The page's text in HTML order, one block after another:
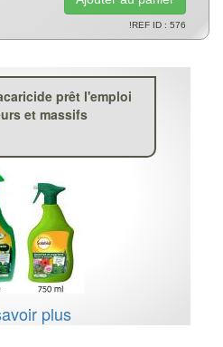
!REF ID : 576
prêt l'emploi
et massifs
plus